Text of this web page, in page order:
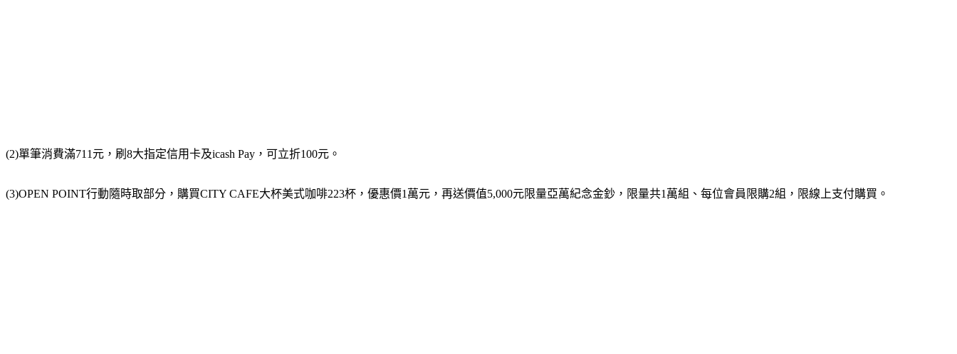
(2)單筆消費滿711元，刷8大指定信用卡及icash Pay，可立折100元。
(3)OPEN POINT行動隨時取部分，購買CITY CAFE大杯美式咖啡223杯，優惠價1萬元，再送價值5,000元限量亞萬紀念金鈔，限量共1萬組、每位會員限購2組，限線上支付購買。